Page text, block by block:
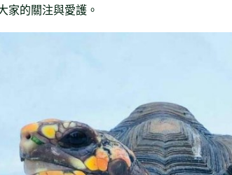
家的關注與愛護。